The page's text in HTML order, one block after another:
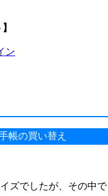
ン
帳の買い替え
ズでしたが、その中